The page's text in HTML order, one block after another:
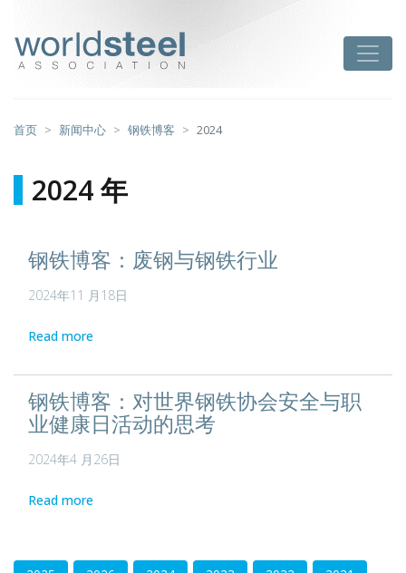
首页 新闻中心 钢铁博客 2024
2024 年
钢铁博客：废钢与钢铁行业
2024年11 月18日
Read more
钢铁博客：对世界钢铁协会安全与职
业健康日活动的思考
2024年4 月26日
Read more